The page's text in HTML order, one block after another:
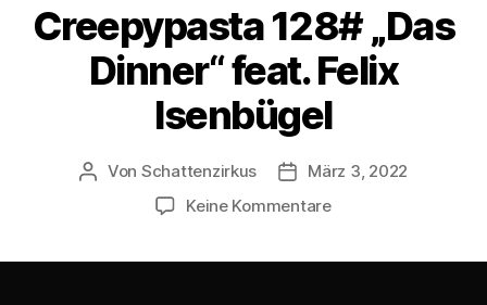
Creepypasta 128# „Das
Dinner“ feat. Felix
Isenbügel
Beitragsautor
Von Schattenzirkus Beitragsdatum
März 3, 2022
Keine Kommentarezu